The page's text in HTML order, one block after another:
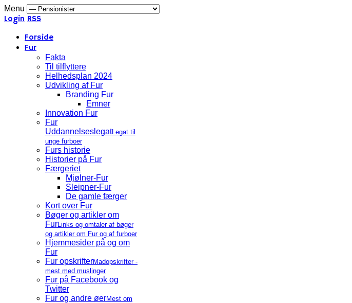
Menu
Login RSS
Forside
Fur
Fakta
Til tilflyttere
Helhedsplan 2024
Udvikling af Fur
Branding Fur
Emner
Innovation Fur
Fur
UddannelseslegatLegat til
unge furboer
Furs historie
Historier på Fur
Færgeriet
Mjølner-Fur
Sleipner-Fur
De gamle færger
Kort over Fur
Bøger og artikler om
FurLinks og omtaler af bøger
og artikler om Fur og af furboer
Hjemmesider på og om
Fur
Fur opskrifterMadopskrifter -
mest med muslinger
Fur på Facebook og
Twitter
Fur og andre øerMest om